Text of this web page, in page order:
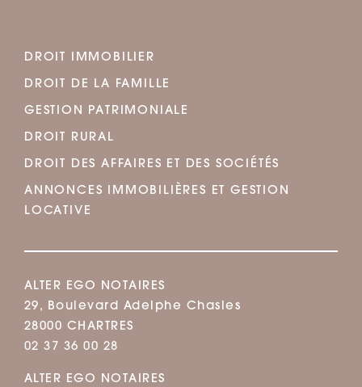
DROIT IMMOBILIER
DROIT DE LA FAMILLE
GESTION PATRIMONIALE
DROIT RURAL
DROIT DES AFFAIRES ET DES SOCIÉTÉS
ANNONCES IMMOBILIÈRES ET GESTION
LOCATIVE
ALTER EGO NOTAIRES
29, Boulevard Adelphe Chasles
28000 CHARTRES
02 37 36 00 28
ALTER EGO NOTAIRES